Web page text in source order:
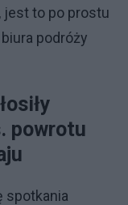
jest to po prostu
podróży
powrotu
spotkania